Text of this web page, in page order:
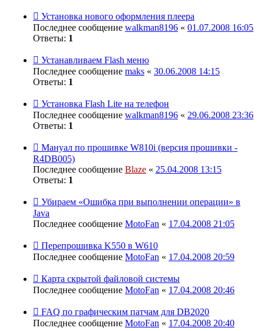
Установка нового оформления плеера
Последнее сообщение walkman8196 « 01.07.2008 16:05
Ответы: 1
Устанавливаем Flash меню
Последнее сообщение maks « 30.06.2008 14:15
Ответы: 1
Установка Flash Lite на телефон
Последнее сообщение walkman8196 « 29.06.2008 23:36
Ответы: 1
Мануал по прошивке W810i (версия прошивки -
R4DB005)
Последнее сообщение Blaze « 25.04.2008 13:15
Ответы: 1
Убираем «Ошибка при выполнении операции» в
Java
Последнее сообщение MotoFan « 17.04.2008 21:05
Перепрошивка K550 в W610
Последнее сообщение MotoFan « 17.04.2008 20:59
Карта скрытой файловой системы
Последнее сообщение MotoFan « 17.04.2008 20:46
FAQ по графическим патчам для DB2020
Последнее сообщение MotoFan « 17.04.2008 20:40